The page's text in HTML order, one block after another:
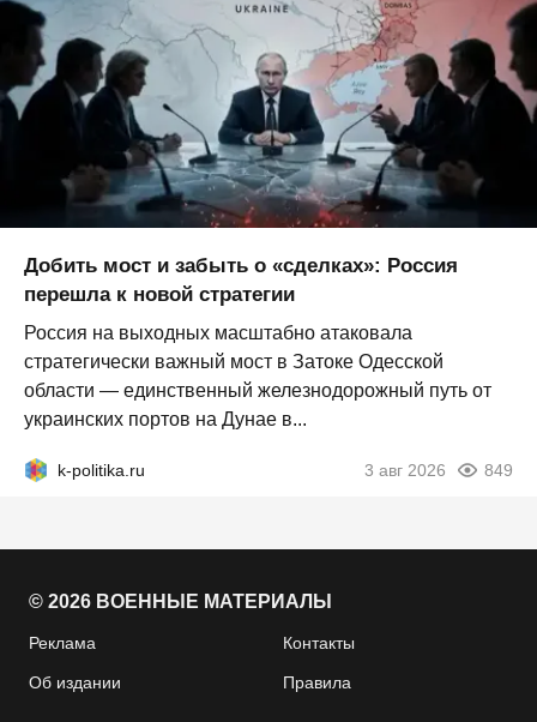
Добить мост и забыть о «сделках»: Россия
перешла к новой стратегии
Россия на выходных масштабно атаковала
стратегически важный мост в Затоке Одесской
области — единственный железнодорожный путь от
украинских портов на Дунае в...
k-politika.ru 3 авг 2026 849
© 2026 ВОЕННЫЕ МАТЕРИАЛЫ
Реклама Контакты
Об издании Правила